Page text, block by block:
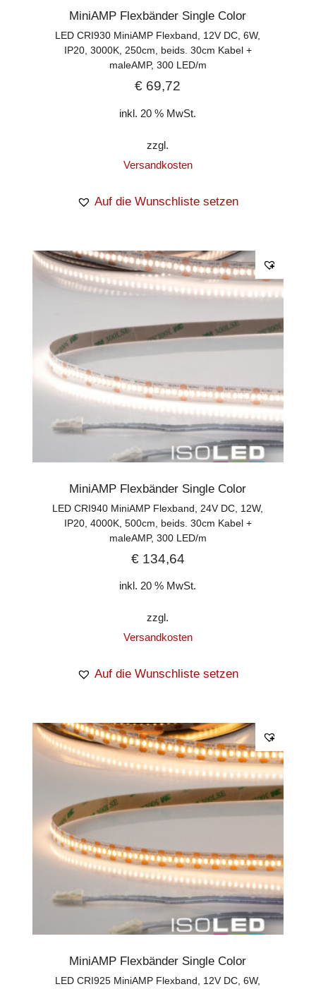
MiniAMP Flexbänder Single Color
LED CRI930 MiniAMP Flexband, 12V DC, 6W,
IP20, 3000K, 250cm, beids. 30cm Kabel +
maleAMP, 300 LED/m
€ 69,72
inkl. 20 % MwSt.
zzgl.
Versandkosten
Auf die Wunschliste setzen
MiniAMP Flexbänder Single Color
LED CRI940 MiniAMP Flexband, 24V DC, 12W,
IP20, 4000K, 500cm, beids. 30cm Kabel +
maleAMP, 300 LED/m
€134,64
inkl. 20 % MwSt.
zzgl.
Versandkosten
Auf die Wunschliste setzen
MiniAMP Flexbänder Single Color
LED CRI925 MiniAMP Flexband, 12V DC, 6W,